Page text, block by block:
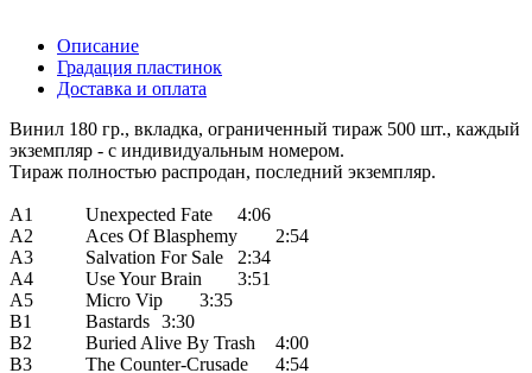
Описание
Градация пластинок
Доставка и оплата
Винил 180 гр., вкладка, ограниченный тираж 500 шт., каждый
экземпляр - с индивидуальным номером.
Тираж полностью распродан, последний экземпляр.
A1 Unexpected Fate
4:06
A2
Aces Of Blasphemy
2:54
A3
Salvation For Sale
2:34
A4
Use Your Brain
3:51
A5
Micro Vip
3:35
B1
Bastards 3:30
B2
Buried Alive By Trash
4:00
B3
The Counter-Crusade 4:54